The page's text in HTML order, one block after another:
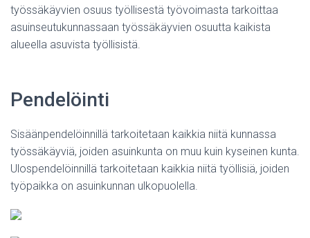
työssäkäyvien osuus työllisestä työvoimasta tarkoittaa
asuinseutukunnassaan työssäkäyvien osuutta kaikista
alueella asuvista työllisistä.
Pendelöinti
Sisäänpendelöinnillä tarkoitetaan kaikkia niitä kunnassa
työssäkäyviä, joiden asuinkunta on muu kuin kyseinen kunta.
Ulospendelöinnillä tarkoitetaan kaikkia niitä työllisiä, joiden
työpaikka on asuinkunnan ulkopuolella.